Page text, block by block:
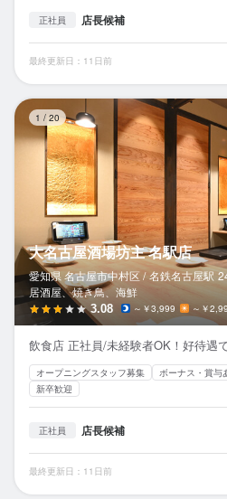
正社員 店長候補
最終更新日：11日前
1 / 20
大名古屋酒場坊主 名駅店
愛知県 名古屋市中村区 / 名鉄名古屋駅
居酒屋、焼き鳥、海鮮
3.08 ～￥3,999 ～￥
飲食店 正社員/未経験者OK！好待遇
オープニングスタッフ募集 ボーナス・賞与
新卒歓迎
正社員 店長候補
最終更新日：11日前